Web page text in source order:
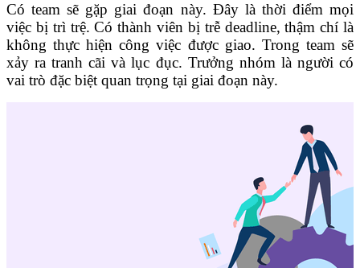
Có team sẽ gặp giai đoạn này. Đây là thời điểm mọi
việc bị trì trệ. Có thành viên bị trễ deadline, thậm chí là
không thực hiện công việc được giao. Trong team sẽ
xảy ra tranh cãi và lục đục. Trưởng nhóm là người có
vai trò đặc biệt quan trọng tại giai đoạn này.